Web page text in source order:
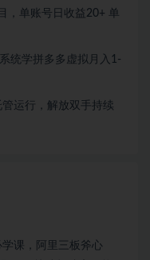
，单账号日收益20+ 单
统学拼多多虚拟月入1-
运行，解放双手持续
课，阿里三板斧心